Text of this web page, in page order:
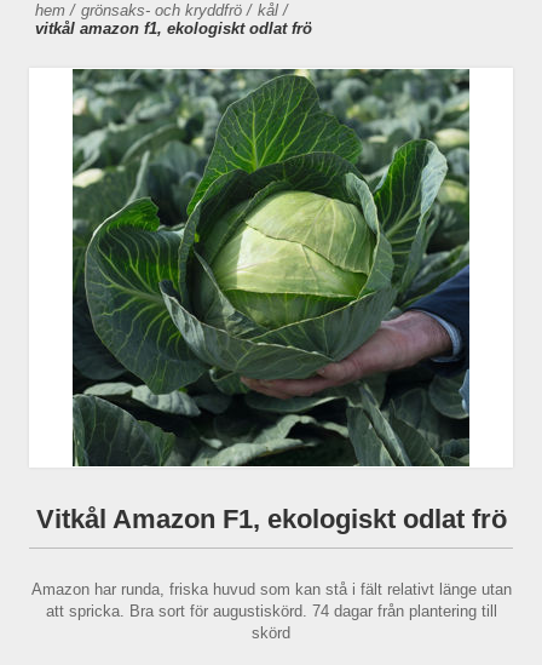
hem / grönsaks- och kryddfrö / kål /
vitkål amazon f1, ekologiskt odlat frö
Vitkål Amazon F1, ekologiskt odlat frö
Amazon har runda, friska huvud som kan stå i fält relativt länge utan
att spricka. Bra sort för augustiskörd. 74 dagar från plantering till
skörd